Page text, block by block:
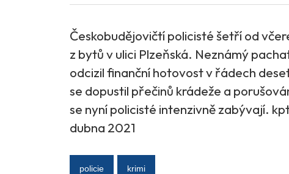
Českobudějovičtí policisté šetří od
z bytů v ulici Plzeňská. Neznámý
odcizil finanční hotovost v řádech
se dopustil přečinů krádeže a
se nyní policisté intenzivně zabývají.
dubna 2021
policie krimi